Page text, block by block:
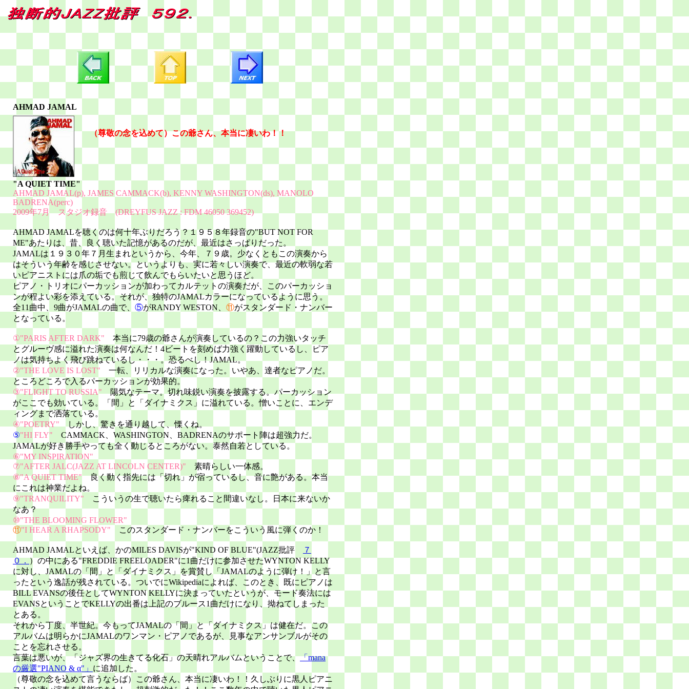
AHMAD JAMAL
（尊敬の念を込めて）この爺さん、本当に凄いわ！！
"A QUIET TIME"
AHMAD JAMAL(p), JAMES CAMMACK(b), KENNY WASHINGTON(ds), MANOLO
BADRENA(perc)
2009年7月 スタジオ録音 (DREYFUS JAZZ : FDM 46050 369452)
AHMAD JAMALを聴くのは何十年ぶりだろう？１９５８年録音の"BUT NOT FOR
ME"あたりは、昔、良く聴いた記憶があるのだが、最近はさっぱりだった。
JAMALは１９３０年７月生まれというから、今年、７９歳。少なくともこの演奏から
はそういう年齢を感じさせない。というよりも、実に若々しい演奏で、最近の軟弱な若
いピアニストには爪の垢でも煎じて飲んでもらいたいと思うほど。
ピアノ・トリオにパーカッションが加わってカルテットの演奏だが、このパーカッショ
ンが程よい彩を添えている。それが、独特のJAMALカラーになっているように思う。
全11曲中、9曲がJAMALの曲で、 ⑤がRANDY WESTON、 ⑪がスタンダード・ナンバー
となっている。
①"PARIS AFTER DARK"
本当に79歳の爺さんが演奏しているの？この力強いタッチ
とグルーヴ感に溢れた演奏は何なんだ！4ビートを刻めば力強く躍動しているし、ピア
ノは気持ちよく飛び跳ねているし・・・。恐るべし！JAMAL。
②"THE LOVE IS LOST"
一転、リリカルな演奏になった。いやあ、達者なピアノだ。
ところどころで入るパーカッションが効果的。
③"FLIGHT TO RUSSIA"
陽気なテーマ。切れ味鋭い演奏を披露する。パーカッション
がここでも効いている。「間」と「ダイナミクス」に溢れている。憎いことに、エンデ
ィングまで洒落ている。
④"POETRY"
しかし、驚きを通り越して、慄くね。
⑤"HI FLY"
CAMMACK、WASHINGTON、BADRENAのサポート陣は超強力だ。
JAMALが好き勝手やっても全く動じるところがない。泰然自若としている。
⑥"MY INSPIRATION"
⑦"AFTER JALC(JAZZ AT LINCOLN CENTER)" 素晴らしい一体感。
⑧"A QUIET TIME"良く動く指先には「切れ」が宿っているし、音に艶がある。本当
にこれは神業だよね。
⑨"TRANQUILITY"
こういうの生で聴いたら痺れること間違いなし。日本に来ないか
なあ？
⑩"THE BLOOMING FLOWER"
⑪"I HEAR A RHAPSODY" このスタンダード・ナンバーをこういう風に弾くのか！
AHMAD JAMALといえば、かのMILES DAVISが"KIND OF BLUE"(JAZZ批評
７
０．）の中にある"FREDDIE FREELOADER"に1曲だけに参加させたWYNTON KELLY
に対し、JAMALの「間」と「ダイナミクス」を賞賛し「JAMALのように弾け！」と言
ったという逸話が残されている。ついでにWikipediaによれば、このとき、既にピアノは
BILL EVANSの後任としてWYNTON KELLYに決まっていたというが、モード奏法には
EVANSということでKELLYの出番は上記のブルース1曲だけになり、拗ねてしまった
とある。
それから丁度、半世紀。今もってJAMALの「間」と「ダイナミクス」は健在だ。この
アルバムは明らかにJAMALのワンマン・ピアノであるが、見事なアンサンブルがその
ことを忘れさせる。
言葉は悪いが、「ジャズ界の生きてる化石」の天晴れアルバムということで、「mana
の厳選"PIANO & α"」 に追加した。
（尊敬の念を込めて言うならば）この爺さん、本当に凄いわ！！久しぶりに黒人ピアニ